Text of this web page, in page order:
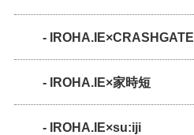
- IROHA.IE×CRASHGATE
- IROHA.IE×家時短
- IROHA.IE×su:iji